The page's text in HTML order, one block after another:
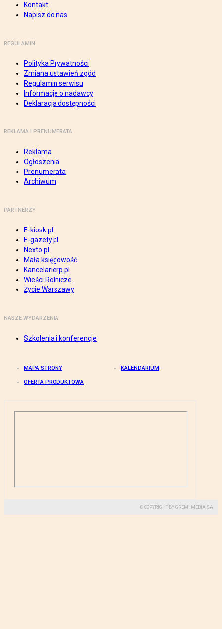
Kontakt
Napisz do nas
REGULAMIN
Polityka Prywatności
Zmiana ustawień zgód
Regulamin serwisu
Informacje o nadawcy
Deklaracja dostępności
REKLAMA I PRENUMERATA
Reklama
Ogłoszenia
Prenumerata
Archiwum
PARTNERZY
E-kiosk.pl
E-gazety.pl
Nexto.pl
Mała księgowość
Kancelarierp.pl
Wieści Rolnicze
Życie Warszawy
NASZE WYDARZENIA
Szkolenia i konferencje
MAPA STRONY KALENDARIUM
OFERTA PRODUKTOWA
© COPYRIGHT BY GREMI MEDIA SA